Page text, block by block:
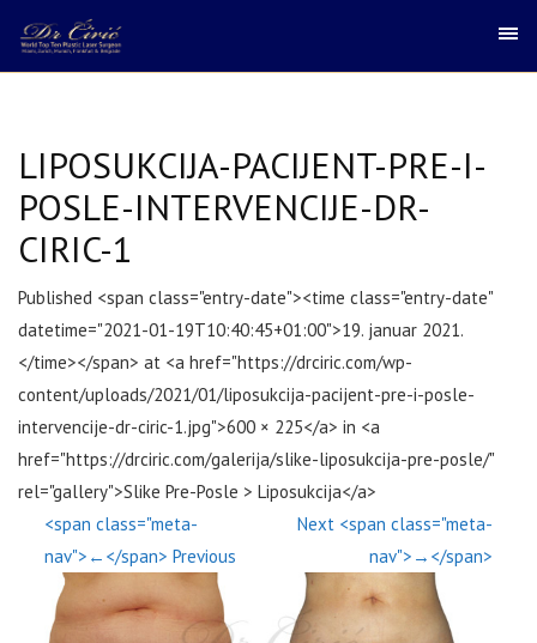
LIPOSUKCIJA-PACIJENT-PRE-I-
POSLE-INTERVENCIJE-DR-
CIRIC-1
Published <span class="entry-date"><time class="entry-date"
datetime="2021-01-19T10:40:45+01:00">19. januar 2021.
</time></span> at <a href="https://drciric.com/wp-
content/uploads/2021/01/liposukcija-pacijent-pre-i-posle-
intervencije-dr-ciric-1.jpg">600 × 225</a> in <a
href="https://drciric.com/galerija/slike-liposukcija-pre-posle/"
rel="gallery">Slike Pre-Posle > Liposukcija</a>
<span class="meta-
nav">←</span> Previous
Next <span class="meta-
nav">→</span>